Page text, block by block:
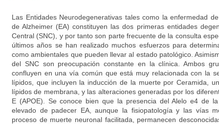
Las Entidades Neurodegenerativas tales como la enfermedad
de Alzheimer (EA) constituyen las dos primeras entidades
Central (SNC), y por tanto son parte frecuente de la consulta
últimos años se han realizado muchos esfuerzos para
como ambientales que pueden llevar al estado patológico.
del SNC son preocupación constante en la clínica. Ambos
confluyen en una vía común que está muy relacionada con la
lípidos, que incluyen la inducción de la muerte por Ceramida,
lípidos de membrana, y las alteraciones generadas por los
E (APOE). Se conoce bien que la presencia del Alelo e4 de
elevado de padecer EA, aunque la fisiopatología y las vías
proceso de muerte neuronal facilitada, permanecen